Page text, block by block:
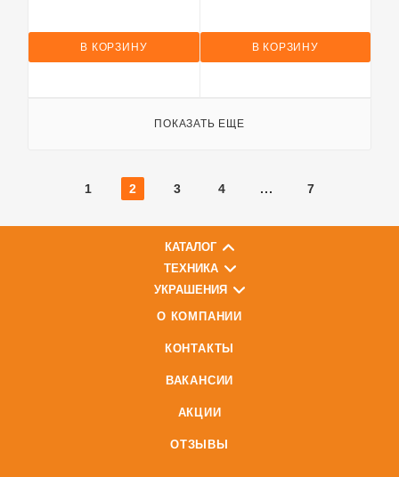
В КОРЗИНУ В КОРЗИНУ
ПОКАЗАТЬ ЕЩЕ
1 2 3 4 7
КАТАЛОГ
ТЕХНИКА
УКРАШЕНИЯ
О КОМПАНИИ
КОНТАКТЫ
ВАКАНСИИ
АКЦИИ
ОТЗЫВЫ